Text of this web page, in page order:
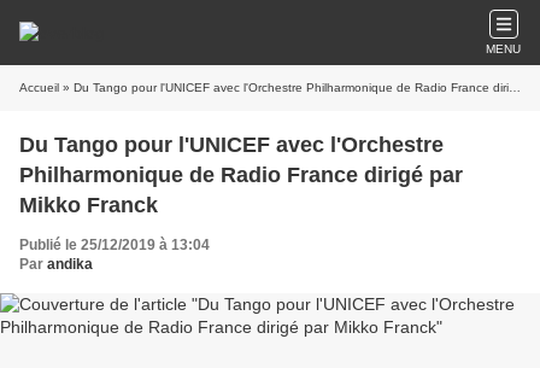
MENU
Accueil » Du Tango pour l'UNICEF avec l'Orchestre Philharmonique de Radio France dirigé par Mikko Franck
Du Tango pour l'UNICEF avec l'Orchestre
Philharmonique de Radio France dirigé par
Mikko Franck
Publié le 25/12/2019 à 13:04
Par andika